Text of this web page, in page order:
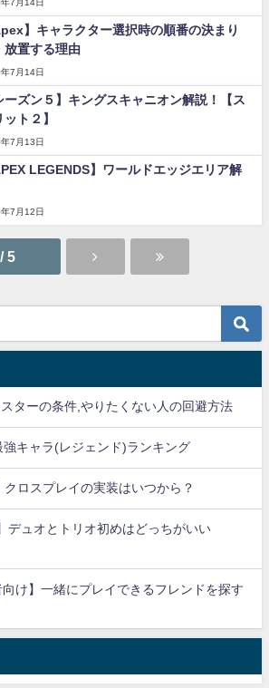
7月14日
】キャラクター選択時の順番の決まり
放置する理由
7月14日
ーズン５】キングスキャニオン解説！【ス
ット２】
7月13日
LEGENDS】ワールドエッジエリア解
7月12日
5
スターの条件,やりたくない人の回避方法
強キャラ(レジェンド)ランキング
クロスプレイの実装はいつから？
デュオとトリオ初めはどっちがいい
け】一緒にプレイできるフレンドを探す